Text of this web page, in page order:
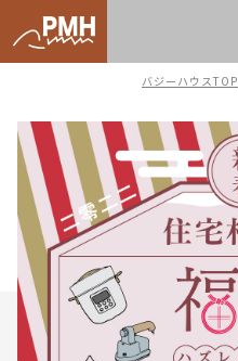
バジーハウスTOP